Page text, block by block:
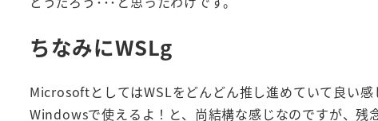
ちなみにWSLg
MicrosoftとしてはWSLをどんどん推し進めていて良い
Windowsで使えるよ！と、尚結構な感じなのですが、